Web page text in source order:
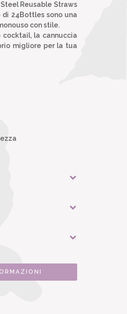
Reusable Straws
24Bottles sono una
con stile.
la cannuccia
migliore per la tua